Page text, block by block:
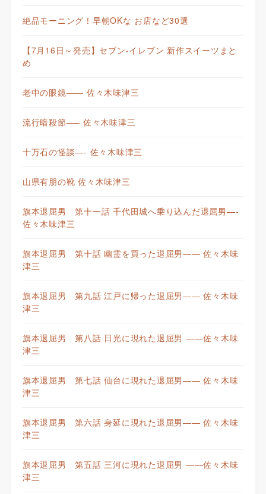
絶品モーニング！早朝OKな お店など30選
【7月16日～発売】セブン-イレブン 新作スイーツまと
め
老中の眼鏡—— 佐々木味津三
流行暗殺節—– 佐々木味津三
十万石の怪談—- 佐々木味津三
山県有朋の靴 佐々木味津三
旗本退屈男 第十一話 千代田城へ乗り込んだ退屈男—-
佐々木味津三
旗本退屈男 第十話 幽霊を買った退屈男—— 佐々木味
津三
旗本退屈男 第九話 江戸に帰った退屈男—— 佐々木味
津三
旗本退屈男 第八話 日光に現れた退屈男 ——佐々木味
津三
旗本退屈男 第七話 仙台に現れた退屈男—— 佐々木味
津三
旗本退屈男 第六話 身延に現れた退屈男—— 佐々木味
津三
旗本退屈男 第五話 三河に現れた退屈男 ——佐々木味
津三